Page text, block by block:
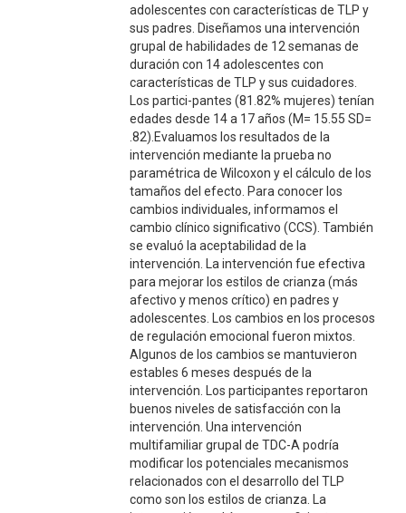
adolescentes con características de TLP y
sus padres. Diseñamos una intervención
grupal de habilidades de 12 semanas de
duración con 14 adolescentes con
características de TLP y sus cuidadores.
Los partici-pantes (81.82% mujeres) tenían
edades desde 14 a 17 años (M= 15.55 SD=
.82).Evaluamos los resultados de la
intervención mediante la prueba no
paramétrica de Wilcoxon y el cálculo de los
tamaños del efecto. Para conocer los
cambios individuales, informamos el
cambio clínico significativo (CCS). También
se evaluó la aceptabilidad de la
intervención. La intervención fue efectiva
para mejorar los estilos de crianza (más
afectivo y menos crítico) en padres y
adolescentes. Los cambios en los procesos
de regulación emocional fueron mixtos.
Algunos de los cambios se mantuvieron
estables 6 meses después de la
intervención. Los participantes reportaron
buenos niveles de satisfacción con la
intervención. Una intervención
multifamiliar grupal de TDC-A podría
modificar los potenciales mecanismos
relacionados con el desarrollo del TLP
como son los estilos de crianza. La